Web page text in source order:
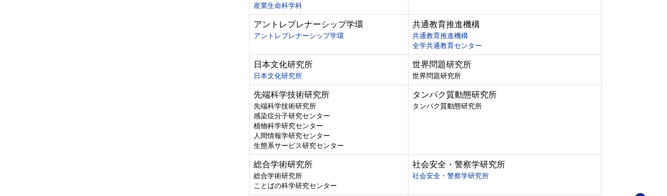
産業生命科学科
アントレプレナーシップ学環
アントレプレナーシップ学環
共通教育推進機構
共通教育推進機構
全学共通教育センター
日本文化研究所
日本文化研究所
世界問題研究所
世界問題研究所
先端科学技術研究所
先端科学技術研究所
感染症分子研究センター
植物科学研究センター
人間情報学研究センター
生態系サービス研究センター
タンパク質動態研究所
タンパク質動態研究所
総合学術研究所
総合学術研究所
ことばの科学研究センター
社会安全・警察学研究所
社会安全・警察学研究所